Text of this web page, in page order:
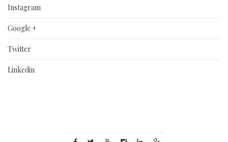
Instagram
Google +
Twitter
Linkedin